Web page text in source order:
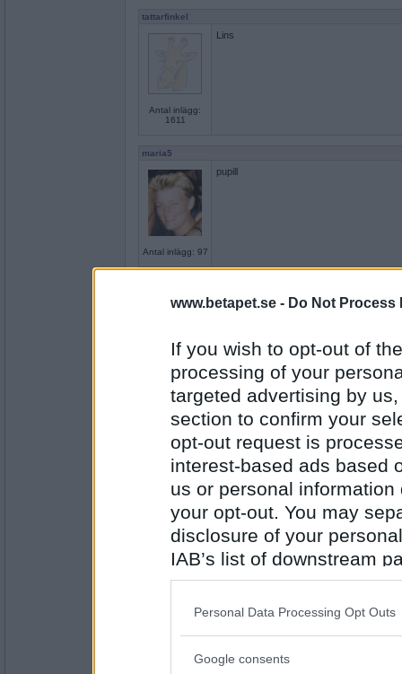
www.betapet.se - Do Not Process
If you wish to opt-out of
processing of your
targeted advertising by
section to confirm your
opt-out request is
interest-based ads based
us or personal
your opt-out. You may
disclosure of your
IAB’s list of downstream
also be disclosed by us
Downstream Participants
Please note that this
Personal Data Processing Opt Outs
Google consents
tattarfinkel
Antal inlägg:
1611
Lins
maria5
Antal inlägg: 97
pupill
Antal inlägg: 132
blåögd
maria5
Antal inlägg: 97
barnslig